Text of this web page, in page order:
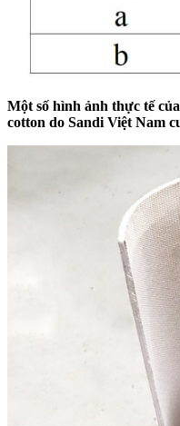
Một số hình ảnh thực tế
cotton do Sandi Việt Nam